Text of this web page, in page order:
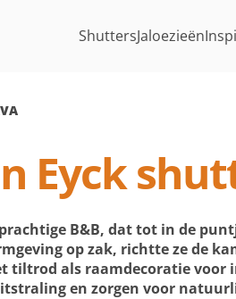
ShuttersJaloezieën
Eyck
prachtige B&B, dat tot in de
op zak, richtte ze de
als raamdecoratie voor
en zorgen voor